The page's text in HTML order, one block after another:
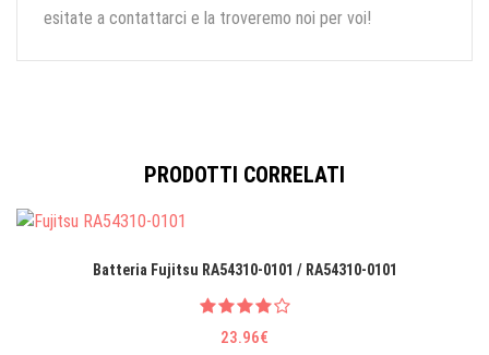
esitate a contattarci e la troveremo noi per voi!
PRODOTTI CORRELATI
Batteria Fujitsu RA54310-0101 / RA54310-0101
23.96€